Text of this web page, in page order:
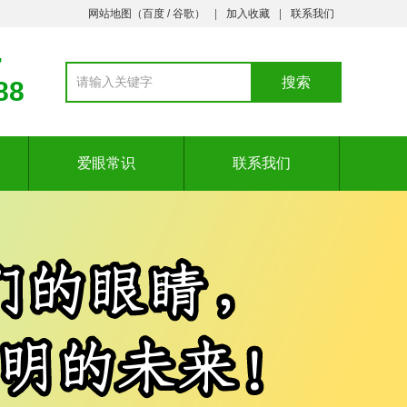
网站地图（百度 /谷歌 ） 加入收藏 联系我们
爱眼常识 联系我们